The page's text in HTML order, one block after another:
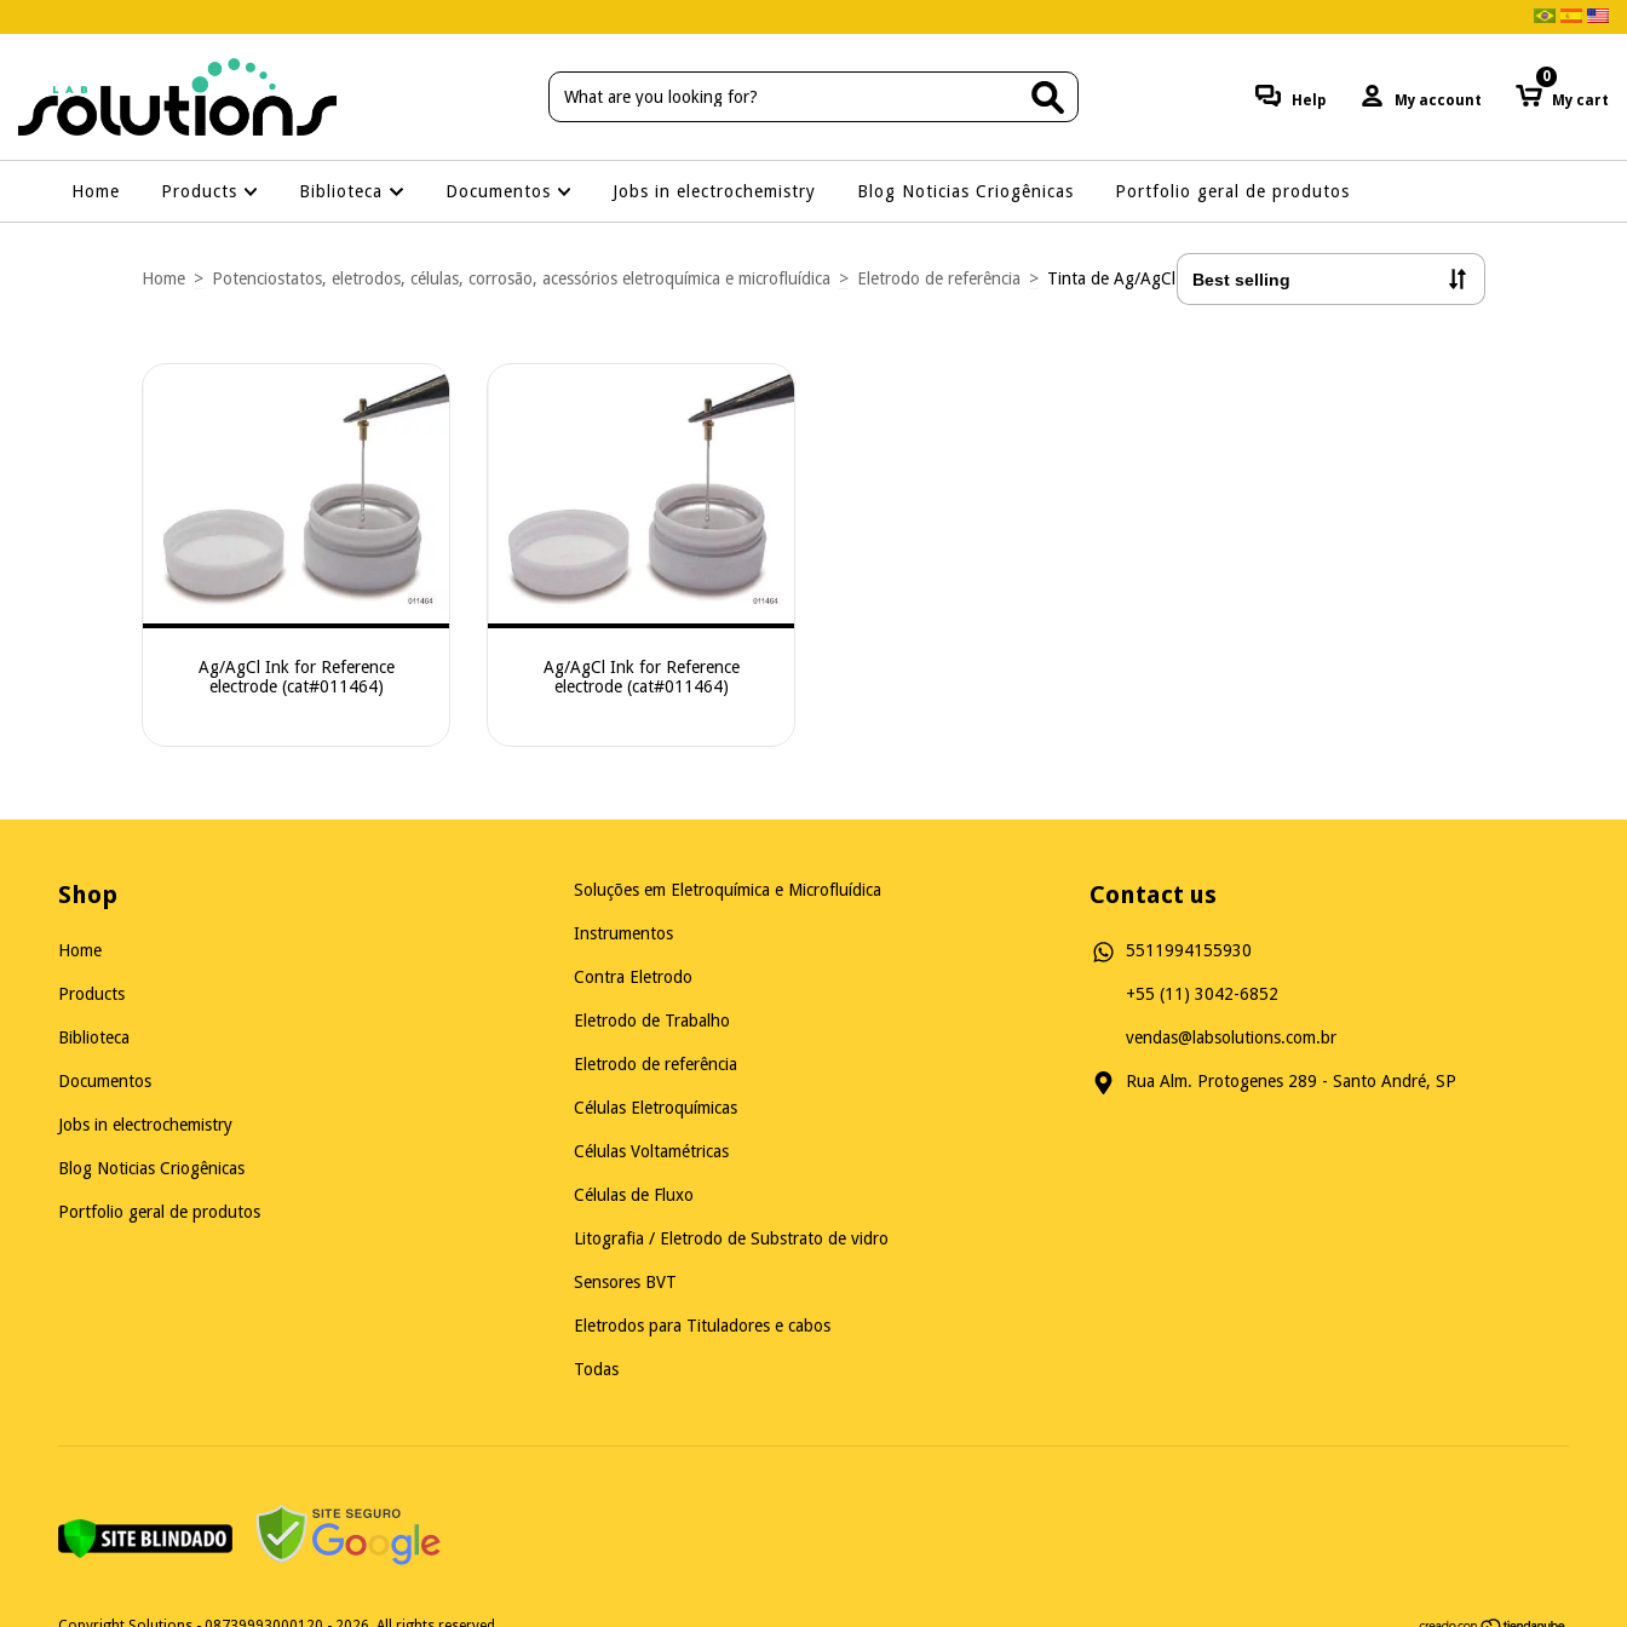
Help My account My cart
0
Home Products Biblioteca Documentos Jobs in electrochemistry Blog Noticias Criogênicas Portfolio geral de produtos
Home > Potenciostatos, eletrodos, células, corrosão, acessórios eletroquímica e microfluídica > Eletrodo de referência > Tinta de Ag/AgCl
Ag/AgCl Ink for Reference
electrode (cat#011464)
Ag/AgCl Ink for Reference
electrode (cat#011464)
Shop
Home
Products
Biblioteca
Documentos
Jobs in electrochemistry
Blog Noticias Criogênicas
Portfolio geral de produtos
Soluções em Eletroquímica e Microfluídica
Instrumentos
Contra Eletrodo
Eletrodo de Trabalho
Eletrodo de referência
Células Eletroquímicas
Células Voltamétricas
Células de Fluxo
Litografia / Eletrodo de Substrato de vidro
Sensores BVT
Eletrodos para Tituladores e cabos
Todas
Contact us
5511994155930
+55 (11) 3042-6852
vendas@labsolutions.com.br
Rua Alm. Protogenes 289 - Santo André, SP